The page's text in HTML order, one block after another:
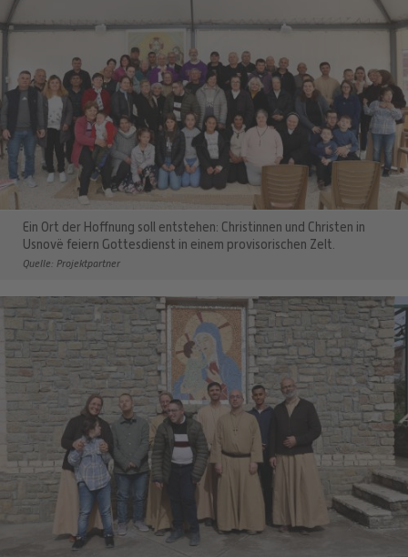
Ein Ort der Hoffnung soll entstehen: Christinnen und Christen in
Usnovë feiern Gottesdienst in einem provisorischen Zelt.
Quelle: Projektpartner